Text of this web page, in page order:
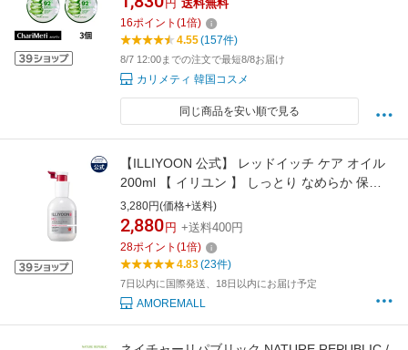
ケア / アロエジェル モイスチャー ゲル / 韓国コ
スメ (国内配送 / 宅急便)
円 送料無料
16ポイント (1倍)
4.55(157件)
8/7 12:00までの注文で最短8/8お届け
カリメティ 韓国コスメ
同じ商品を安い順で見る
【ILLIYOON 公式】 レッドイッチ ケア オイル
200ml 【 イリユン 】 しっとり なめらか 保湿
水分 顔 ボディ 肌 乾燥 肌バリア ツヤ ヨモギ油
敏感肌 低刺激 無刺激 韓国 コスメ スキンケア
ボディケア 化粧品 アモーレパシフィック
3,280円(価格+送料)
2,880 円 +送料400円
28ポイント (1倍)
4.83(23件)
7日以内に国際発送、18日以内にお届け予定
AMOREMALL